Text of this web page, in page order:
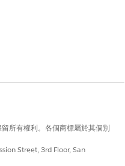
所有權利。各個商標屬於其個別
Street, 3rd Floor, San